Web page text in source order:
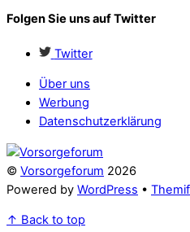
Folgen Sie uns auf Twitter
Twitter
Über uns
Werbung
Datenschutzerklärung
© Vorsorgeforum 2026
Powered by WordPress •
↑ Back to top